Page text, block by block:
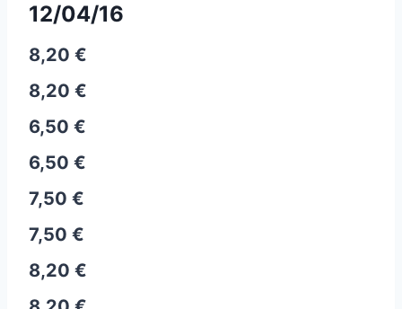
12/04/16
8,20 €
8,20 €
6,50 €
6,50 €
7,50 €
7,50 €
8,20 €